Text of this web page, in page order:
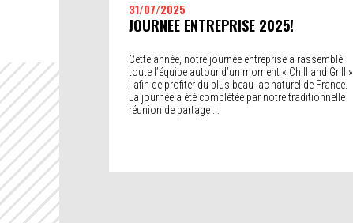
31/07/2025
JOURNEE ENTREPRISE 2025!
Cette année, notre journée entreprise a rassemblé
toute l’équipe autour d’un moment « Chill and Grill »
! afin de profiter du plus beau lac naturel de France.
La journée a été complétée par notre traditionnelle
réunion de partage ...